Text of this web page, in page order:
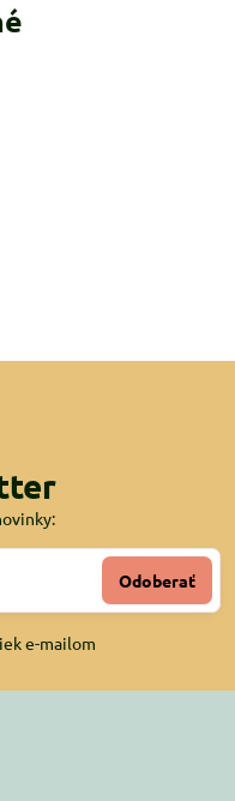
Odoberať
e-mailom